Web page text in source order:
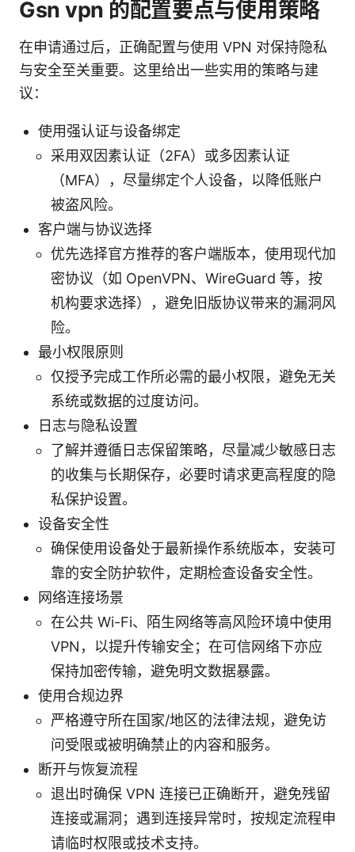
Gsn vpn 的配置要点与使用策略
在申请通过后，正确配置与使用 VPN 对保持隐私
与安全至关重要。这里给出一些实用的策略与建
议：
使用强认证与设备绑定
采用双因素认证（2FA）或多因素认证
（MFA），尽量绑定个人设备，以降低账户
被盗风险。
客户端与协议选择
优先选择官方推荐的客户端版本，使用现代加
密协议（如 OpenVPN、WireGuard 等，按
机构要求选择），避免旧版协议带来的漏洞风
险。
最小权限原则
仅授予完成工作所必需的最小权限，避免无关
系统或数据的过度访问。
日志与隐私设置
了解并遵循日志保留策略，尽量减少敏感日志
的收集与长期保存，必要时请求更高程度的隐
私保护设置。
设备安全性
确保使用设备处于最新操作系统版本，安装可
靠的安全防护软件，定期检查设备安全性。
网络连接场景
在公共 Wi-Fi、陌生网络等高风险环境中使用
VPN，以提升传输安全；在可信网络下亦应
保持加密传输，避免明文数据暴露。
使用合规边界
严格遵守所在国家/地区的法律法规，避免访
问受限或被明确禁止的内容和服务。
断开与恢复流程
退出时确保 VPN 连接已正确断开，避免残留
连接或漏洞；遇到连接异常时，按规定流程申
请临时权限或技术支持。